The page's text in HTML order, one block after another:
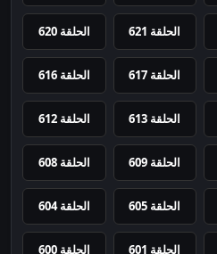
الحلقة 621 الحلقة 620
الحلقة 617 الحلقة 616
الحلقة 613 الحلقة 612
الحلقة 609 الحلقة 608
الحلقة 605 الحلقة 604
الحلقة 601 الحلقة 600